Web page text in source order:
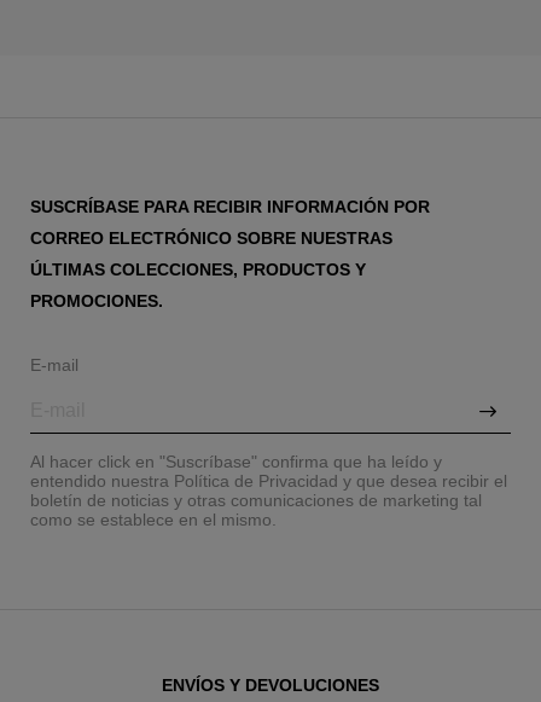
SUSCRÍBASE PARA RECIBIR INFORMACIÓN POR
CORREO ELECTRÓNICO SOBRE NUESTRAS
ÚLTIMAS COLECCIONES, PRODUCTOS Y
PROMOCIONES.
E-mail
Al hacer click en "Suscríbase" confirma que ha leído y
entendido nuestra Política de Privacidad y que desea recibir el
boletín de noticias y otras comunicaciones de marketing tal
como se establece en el mismo.
ENVÍOS Y DEVOLUCIONES